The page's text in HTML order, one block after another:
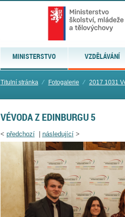
MINISTERSTVO VZDĚLÁVÁNÍ
Titulní stránka ⁄ Fotogalerie ⁄ 2017 1031
VÉVODA Z EDINBURGU 5
< předchozí| následující>